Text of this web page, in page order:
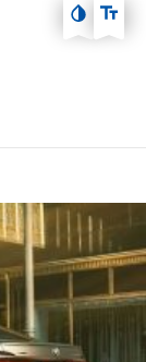
Zum Hauptmenü